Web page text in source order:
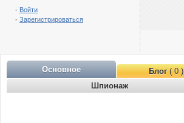
- Войти
- Зарегистрироваться
Основное Блог( 0 )
Шпионаж